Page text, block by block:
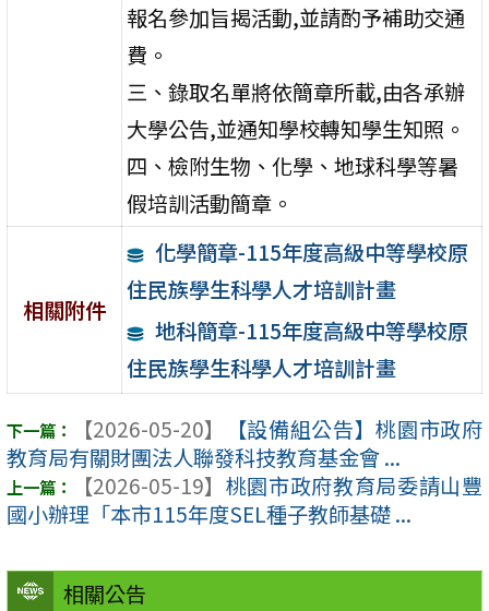
相關公告
報名參加旨揭活動,並請酌予補助交通
費。
三、錄取名單將依簡章所載,由各承辦
大學公告,並通知學校轉知學生知照。
四、檢附生物、化學、地球科學等暑
假培訓活動簡章。
相關附件
化學簡章-115年度高級中等學校原
住民族學生科學人才培訓計畫
地科簡章-115年度高級中等學校原
住民族學生科學人才培訓計畫
【2026-05-20】
【設備組公告】桃園市政府
教育局有關財團法人聯發科技教育基金會 ...
【2026-05-19】 桃園市政府教育局委請山豐
國小辦理「本市115年度SEL種子教師基礎 ...